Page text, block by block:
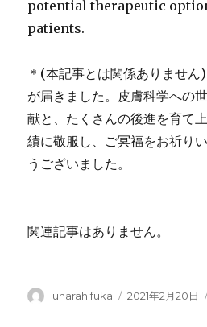
potential therapeutic
patients.
＊(本記事とは関係ありませ
が届きました。皮膚科学への
献と、たくさんの後進を育て
績に敬服し、ご冥福をお祈り
うございました。
関連記事はありません。
投
uharahifuka
投
2021年2月20日